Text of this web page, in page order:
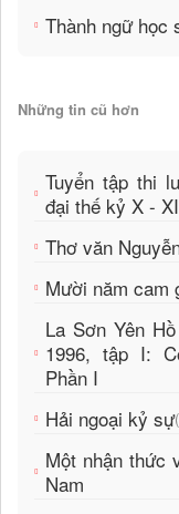
Thành ngữ học
Những tin cũ hơn
Tuyển tập thi
đại thế kỷ X -
Thơ văn
Mười năm cam
La Sơn Yên
1996, tập I:
Phần I
Hải ngoại kỷ sự
Một nhận thức
Nam